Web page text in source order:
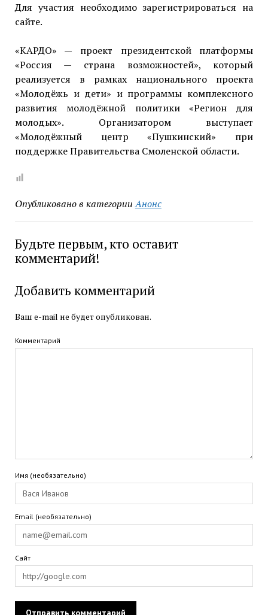
Для участия необходимо зарегистрироваться на
сайте.
«КАРДО» — проект президентской платформы
«Россия — страна возможностей», который
реализуется в рамках национального проекта
«Молодёжь и дети» и программы комплексного
развития молодёжной политики «Регион для
молодых». Организатором выступает
«Молодёжный центр «Пушкинский» при
поддержке Правительства Смоленской области.
Опубликовано в категории Анонс
Будьте первым, кто оставит
комментарий!
Добавить комментарий
Ваш e-mail не будет опубликован.
Комментарий
Имя (необязательно)
Email (необязательно)
Сайт